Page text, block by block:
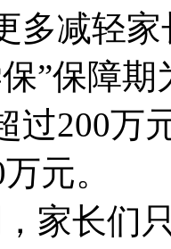
多减轻
”保障
过200万
元。
家长们